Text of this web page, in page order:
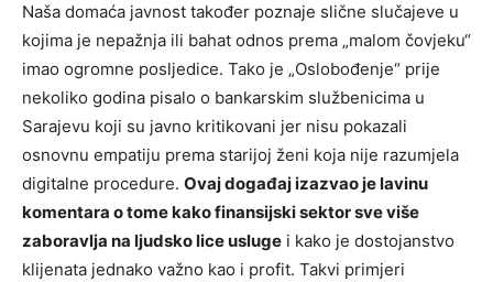
Naša domaća javnost također poznaje slične slučajeve u
kojima je nepažnja ili bahat odnos prema „malom čovjeku“
imao ogromne posljedice. Tako je „Oslobođenje“ prije
nekoliko godina pisalo o bankarskim službenicima u
Sarajevu koji su javno kritikovani jer nisu pokazali
osnovnu empatiju prema starijoj ženi koja nije razumjela
digitalne procedure. Ovaj događaj izazvao je lavinu
komentara o tome kako finansijski sektor sve više
zaboravlja na ljudsko lice usluge i kako je dostojanstvo
klijenata jednako važno kao i profit. Takvi primjeri